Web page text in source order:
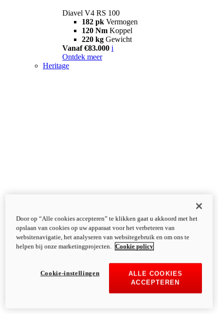
Diavel V4 RS 100
182 pk Vermogen
120 Nm Koppel
220 kg Gewicht
Vanaf €83.000 i
Ontdek meer
Heritage
Door op “Alle cookies accepteren” te klikken gaat u akkoord met het
opslaan van cookies op uw apparaat voor het verbeteren van
websitenavigatie, het analyseren van websitegebruik en om ons te
helpen bij onze marketingprojecten.
Cookie policy
ALLE COOKIES
ACCEPTEREN
Cookie-instellingen